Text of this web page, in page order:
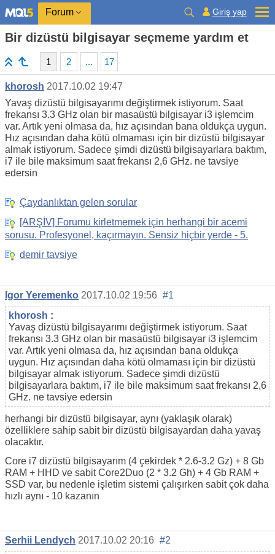
Forum Giriş yap
Bir dizüstü bilgisayar seçmeme yardım et
1 2 ... 17
khorosh 2017.10.02 19:47
Yavaş dizüstü bilgisayarımı değiştirmek istiyorum. Saat
frekansı 3.3 GHz olan bir masaüstü bilgisayar i3 işlemcim
var. Artık yeni olmasa da, hız açısından bana oldukça uygun.
Hız açısından daha kötü olmaması için bir dizüstü bilgisayar
almak istiyorum. Sadece şimdi dizüstü bilgisayarlara baktım,
i7 ile bile maksimum saat frekansı 2,6 GHz. ne tavsiye
edersin
Çaydanlıktan gelen sorular
[ARŞİV] Forumu kirletmemek için herhangi bir acemi
sorusu. Profesyonel, kaçırmayın. Sensiz hiçbir yerde - 5.
demir tavsiye
Igor Yeremenko 2017.10.02 19:56 #1
khorosh :
Yavaş dizüstü bilgisayarımı değiştirmek istiyorum. Saat
frekansı 3.3 GHz olan bir masaüstü bilgisayar i3 işlemcim
var. Artık yeni olmasa da, hız açısından bana oldukça
uygun. Hız açısından daha kötü olmaması için bir dizüstü
bilgisayar almak istiyorum. Sadece şimdi dizüstü
bilgisayarlara baktım, i7 ile bile maksimum saat frekansı 2,6
GHz. ne tavsiye edersin
herhangi bir dizüstü bilgisayar, aynı (yaklaşık olarak)
özelliklere sahip sabit bir dizüstü bilgisayardan daha yavaş
olacaktır.
Core i7 dizüstü bilgisayarım (4 çekirdek * 2.6-3.2 Gz) + 8 Gb
RAM + HHD ve sabit Core2Duo (2 * 3.2 Gh) + 4 Gb RAM +
SSD var, bu nedenle işletim sistemi çalışırken sabit çok daha
hızlı aynı - 10 kazanın
Serhii Lendych 2017.10.02 20:16 #2